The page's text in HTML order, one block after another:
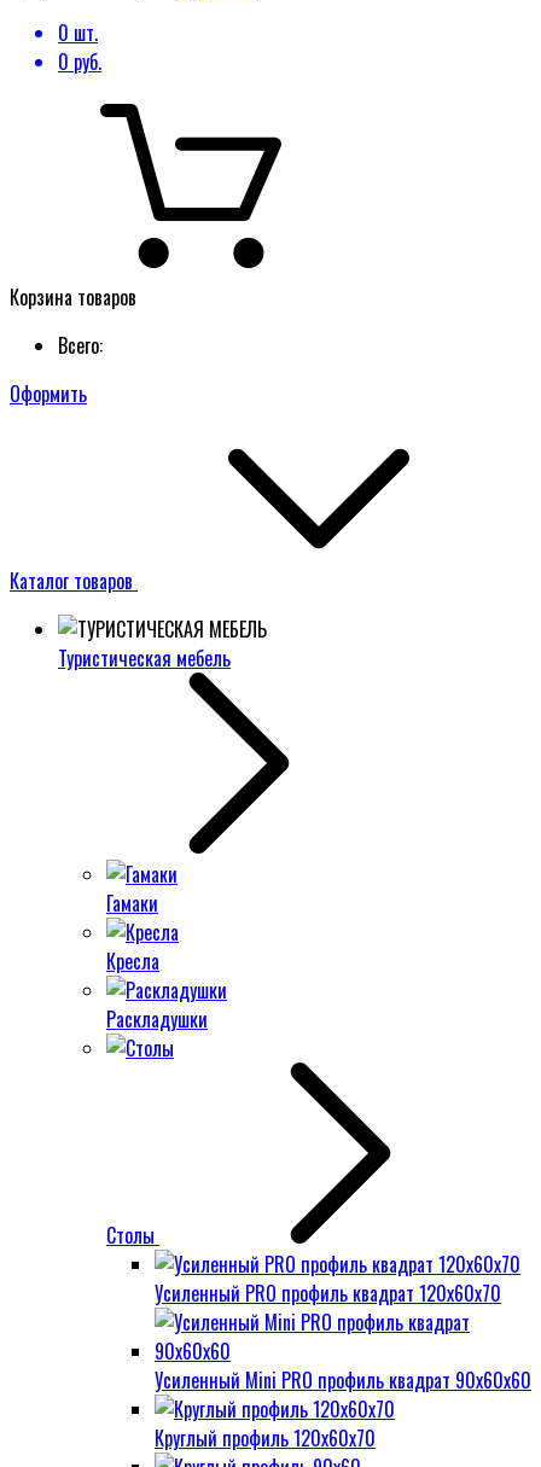
0 шт.
0 руб.
Корзина товаров
Всего:
Оформить
Каталог товаров
Туристическая мебель
Гамаки
Кресла
Раскладушки
Столы
Усиленный PRO профиль квадрат 120х60х70
Усиленный Mini PRO профиль квадрат 90х60х60
Круглый профиль 120х60х70